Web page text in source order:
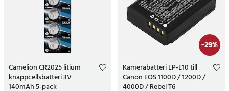
Camelion CR2025 litium
knappcellsbatteri 3V
140mAh 5-pack
-29%
Kamerabatteri LP-E10 till
Canon EOS 1100D / 1200D /
4000D / Rebel T6